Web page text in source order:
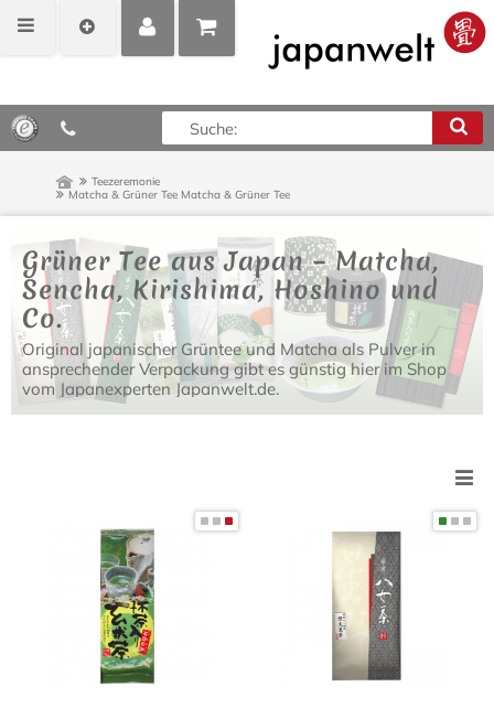
MEIN
POSITIONEN
ANZEIGEN
0,00 €*
Teezeremonie
Matcha & Grüner Tee Matcha & Grüner Tee
Grüner Tee aus Japan – Matcha,
Sencha, Kirishima, Hoshino und
Co.
Original japanischer Grüntee und Matcha als Pulver in
ansprechender Verpackung gibt es günstig hier im Shop
vom Japanexperten Japanwelt.de.